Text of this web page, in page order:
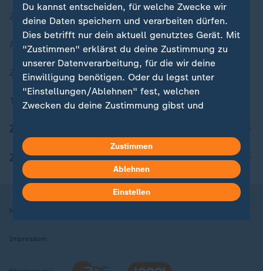
Zuletzt veröffentlicht
Aktuelle Sendungs-Videos
ZDFheute Stories
Themen im Überblick
ZDFheute Apps
Nutzungsbedingungen
Impressum
Du kannst entscheiden, für welche Zwecke wir
deine Daten speichern und verarbeiten dürfen.
Dies betrifft nur dein aktuell genutztes Gerät. Mit
"Zustimmen" erklärst du deine Zustimmung zu
unserer Datenverarbeitung, für die wir deine
Einwilligung benötigen. Oder du legst unter
"Einstellungen/Ablehnen" fest, welchen
Zwecken du deine Zustimmung gibst und
in deinen Einstellungen widerrufen oder ändern.
Hier findest du das Impressum.
Weitere Informationen findest du in unserer
Datenschutzerklärung.
Zustimmen
Ablehnen
Einstellen